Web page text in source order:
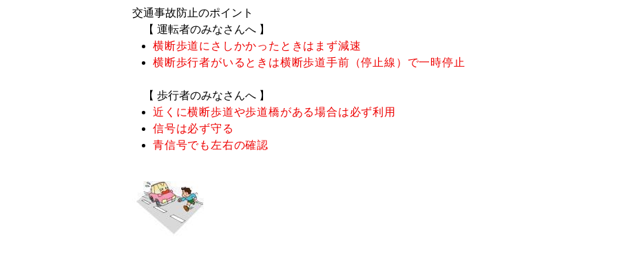
交通事故防止のポイント
【 運転者のみなさんへ 】
横断歩道にさしかかったときはまず減速
横断歩行者がいるときは横断歩道手前（停止線）で一時停止
【 歩行者のみなさんへ 】
近くに横断歩道や歩道橋がある場合は必ず利用
信号は必ず守る
青信号でも左右の確認